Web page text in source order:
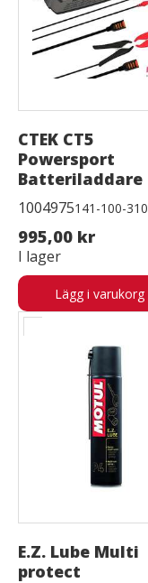
CTEK CT5
Powersport
Batteriladdare
1004975141-100-310
995,00 kr
I lager
Lägg i varukorg
E.Z. Lube Multi
protect